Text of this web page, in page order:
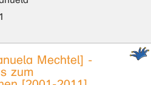
Mechtel] -
zum